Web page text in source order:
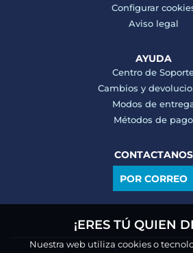
Configurar
Aviso legal
AYUDA
Centro de
Cambios y
Modos de
Métodos de pago
CONTACTANOS
POR CORREO
¡ERES TÚ QUIEN
Nuestra web utiliza cookies o